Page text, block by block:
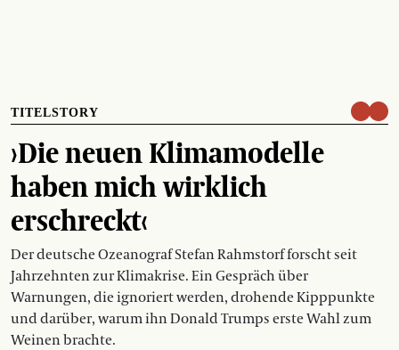
TITELSTORY
›Die neuen Klimamodelle
haben mich wirklich
erschreckt‹
Der deutsche Ozeanograf Stefan Rahmstorf forscht seit
Jahrzehnten zur Klimakrise. Ein Gespräch über
Warnungen, die ignoriert werden, drohende Kipppunkte
und darüber, warum ihn Donald Trumps erste Wahl zum
Weinen brachte.